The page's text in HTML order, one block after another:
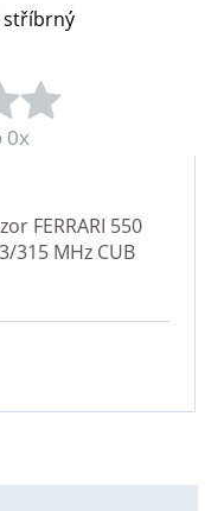
stříbrný
0x
FERRARI 550
315 MHz CUB